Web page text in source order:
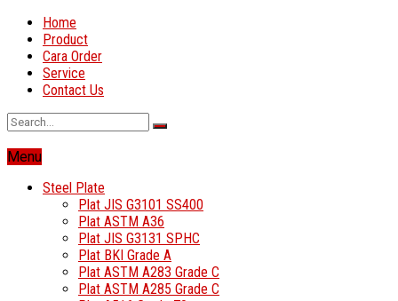
Home
Product
Cara Order
Service
Contact Us
Menu
Steel Plate
Plat JIS G3101 SS400
Plat ASTM A36
Plat JIS G3131 SPHC
Plat BKI Grade A
Plat ASTM A283 Grade C
Plat ASTM A285 Grade C